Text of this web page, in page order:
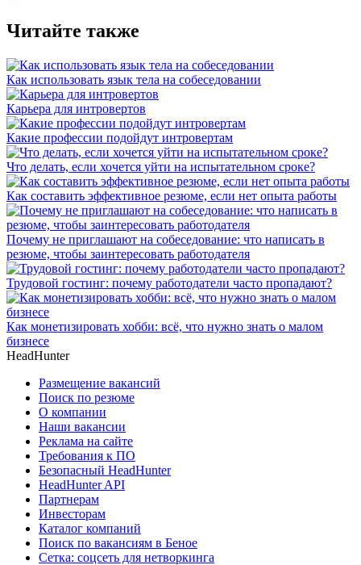
Читайте также
Как использовать язык тела на собеседовании
Карьера для интровертов
Какие профессии подойдут интровертам
Что делать, если хочется уйти на испытательном сроке?
Как составить эффективное резюме, если нет опыта работы
Почему не приглашают на собеседование: что написать в
резюме, чтобы заинтересовать работодателя
Трудовой гостинг: почему работодатели часто пропадают?
Как монетизировать хобби: всё, что нужно знать о малом
бизнесе
HeadHunter
Размещение вакансий
Поиск по резюме
О компании
Наши вакансии
Реклама на сайте
Требования к ПО
Безопасный HeadHunter
HeadHunter API
Партнерам
Инвесторам
Каталог компаний
Поиск по вакансиям в Беное
Сетка: соцсеть для нетворкинга